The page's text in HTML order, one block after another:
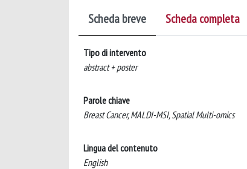
Scheda breve Scheda completa
Tipo di intervento
abstract + poster
Parole chiave
Breast Cancer, MALDI-MSI, Spatial Multi-omics
Lingua del contenuto
English